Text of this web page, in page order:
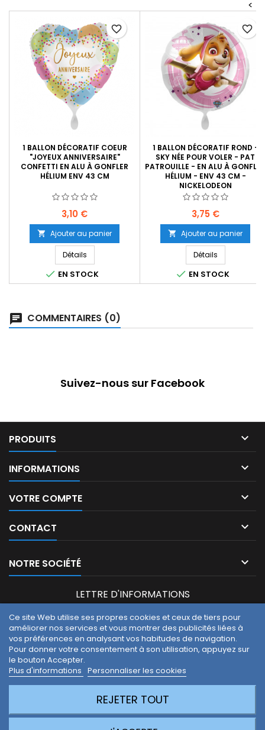
<
1 BALLON DÉCORATIF COEUR
"JOYEUX ANNIVERSAIRE"
CONFETTI EN ALU À GONFLER
HÉLIUM ENV 43 CM
Prix
3,10 €
 Ajouter au panier
Détails
 EN STOCK
favorite_border
1 BALLON DÉCORATIF ROND -
SKY NÉE POUR VOLER - PAT
PATROUILLE - EN ALU À GONFLER
HÉLIUM - ENV 43 CM -
NICKELODEON
Prix
3,75 €
 Ajouter au panier
Détails
 EN STOCK
favorite_border
COMMENTAIRES (0)
Suivez-nous sur Facebook
PRODUITS 
INFORMATIONS 
VOTRE COMPTE 
CONTACT 
Ce site Web utilise ses propres cookies et ceux de tiers pour
améliorer nos services et vous montrer des publicités liées à
vos préférences en analysant vos habitudes de navigation.
Pour donner votre consentement à son utilisation, appuyez sur
le bouton Accepter.
Plus d'informations Personnaliser les cookies
REJETER TOUT
NOTRE SOCIÉTÉ 
LETTRE D'INFORMATIONS
Vous pouvez vous désinscrire à tout moment. Vous trouverez
pour cela nos informations de contact dans les conditions
J'accepte les conditions générales et la politique de